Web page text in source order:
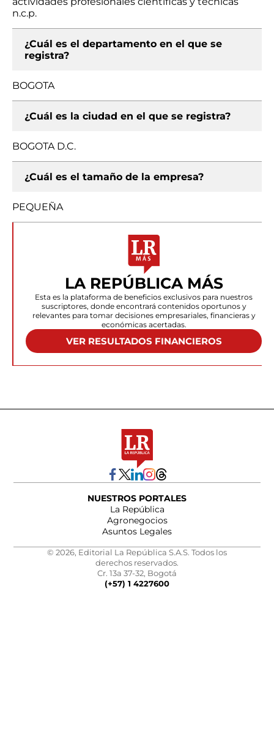
n.c.p.
¿Cuál es el departamento en el que se
registra?
BOGOTA
¿Cuál es la ciudad en el que se registra?
BOGOTA D.C.
¿Cuál es el tamaño de la empresa?
PEQUEÑA
LA REPÚBLICA MÁS
Esta es la plataforma de beneficios exclusivos para nuestros
suscriptores, donde encontrará contenidos oportunos y
relevantes para tomar decisiones empresariales, financieras y
económicas acertadas.
VER RESULTADOS FINANCIEROS
NUESTROS PORTALES
La República
Agronegocios
Asuntos Legales
© 2026, Editorial La República S.A.S. Todos los
derechos reservados.
Cr. 13a 37-32, Bogotá
(+57) 1 4227600